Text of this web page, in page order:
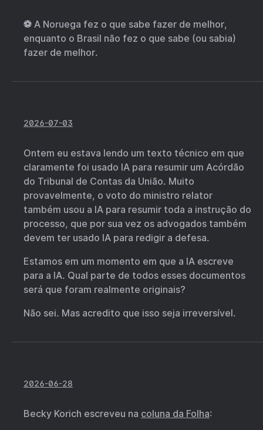
⚽ A Noruega fez o que sabe fazer de melhor,
enquanto o Brasil não fez o que sabe (ou sabia)
fazer de melhor.
2026-07-03
Ontem eu estava lendo um texto técnico em que
claramente foi usado IA para resumir um Acórdão
do Tribunal de Contas da União. Muito
provavelmente, o voto do ministro relator
também usou a IA para resumir toda a instrução do
processo, que por sua vez os advogados também
devem ter usado IA para redigir a defesa.
Estamos em um momento em que a IA escreve
para a IA. Qual parte de todos esses documentos
será que foram realmente originais?
Não sei. Mas acredito que isso seja irreversível.
2026-06-28
Becky Korich escreveu na coluna da Folha: